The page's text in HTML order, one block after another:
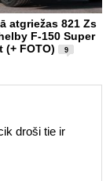
atgriežas 821 Zs
F-150 Super
(+ FOTO)
9
droši tie ir